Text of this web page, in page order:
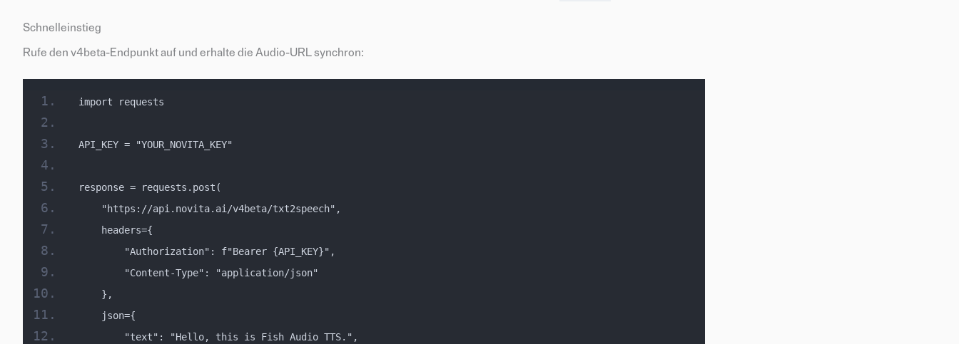
Schnelleinstieg
Rufe den v4beta-Endpunkt auf und erhalte die Audio-URL synchron:
import requests
API_KEY = "YOUR_NOVITA_KEY"
response = requests.post(
    "https://api.novita.ai/v4beta/txt2speech",
    headers={
        "Authorization": f"Bearer {API_KEY}",
        "Content-Type": "application/json"
    },
    json={
        "text": "Hello, this is Fish Audio TTS.",